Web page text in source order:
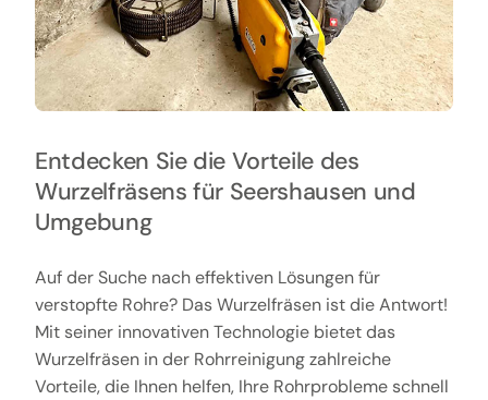
Entdecken Sie die Vorteile des
Wurzelfräsens für Seershausen und
Umgebung
Auf der Suche nach effektiven Lösungen für
verstopfte Rohre? Das Wurzelfräsen ist die Antwort!
Mit seiner innovativen Technologie bietet das
Wurzelfräsen in der Rohrreinigung zahlreiche
Vorteile, die Ihnen helfen, Ihre Rohrprobleme schnell